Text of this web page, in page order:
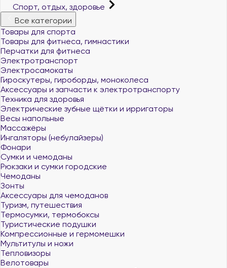
Спорт, отдых, здоровье
Все категории
Товары для спорта
Товары для фитнеса, гимнастики
Перчатки для фитнеса
Электротранспорт
Электросамокаты
Гироскутеры, гироборды, моноколеса
Аксессуары и запчасти к электротранспорту
Техника для здоровья
Электрические зубные щётки и ирригаторы
Весы напольные
Массажёры
Ингаляторы (небулайзеры)
Фонари
Сумки и чемоданы
Рюкзаки и сумки городские
Чемоданы
Зонты
Аксессуары для чемоданов
Туризм, путешествия
Термосумки, термобоксы
Туристические подушки
Компрессионные и гермомешки
Мультитулы и ножи
Тепловизоры
Велотовары